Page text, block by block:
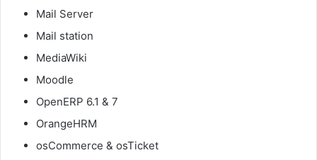
Mail Server
Mail station
MediaWiki
Moodle
OpenERP 6.1 & 7
OrangeHRM
osCommerce & osTicket